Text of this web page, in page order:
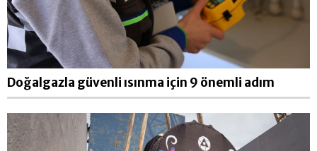
Doğalgazla güvenli ısınma için 9 önemli adım